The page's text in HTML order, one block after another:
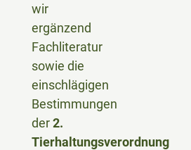
wir
ergänzend
Fachliteratur
sowie die
einschlägigen
Bestimmungen
der2.
Tierhaltungsverordnung